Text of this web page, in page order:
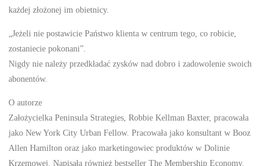
każdej złożonej im obietnicy.
„Jeżeli nie postawicie Państwo klienta w centrum tego, co robicie,
zostaniecie pokonani”.
Nigdy nie należy przedkładać zysków nad dobro i zadowolenie swoich
abonentów.
O autorze
Założycielka Peninsula Strategies, Robbie Kellman Baxter, pracowała
jako New York City Urban Fellow. Pracowała jako konsultant w Booz
Allen Hamilton oraz jako marketingowiec produktów w Dolinie
Krzemowej. Napisała również bestseller The Membership Economy.